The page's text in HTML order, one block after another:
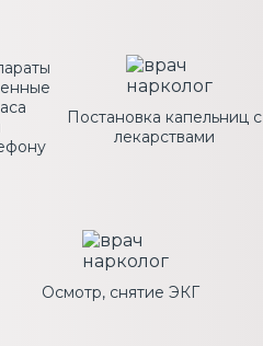
Осмотр, снятие ЭКГ
Постановка капельниц с
лекарствами